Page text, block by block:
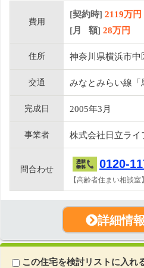
費用
[契約時] 2119万円
[月 額] 28万円
住所 神奈川県横浜市中
交通 みなとみらい線
完成日 2005年3月
事業者 株式会社日立ライ
問合わせ 0120-
【高齢者住まい相談室】
詳細情
この住宅を検討リストに入れ